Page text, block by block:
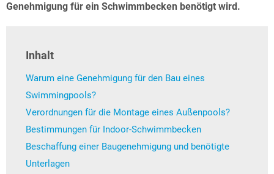
Genehmigung für ein Schwimmbecken benötigt wird.
Inhalt
Warum eine Genehmigung für den Bau eines
Swimmingpools?
Verordnungen für die Montage eines Außenpools?
Bestimmungen für Indoor-Schwimmbecken
Beschaffung einer Baugenehmigung und benötigte
Unterlagen